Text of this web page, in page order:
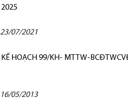
2025
23/07/2021
KẾ HOẠCH 99/KH- MTTW-
16/05/2013